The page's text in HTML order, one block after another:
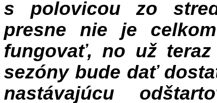
s polovicou zo
presne nie je
fungovať, no už
sezóny bude dať
nastávajúcu